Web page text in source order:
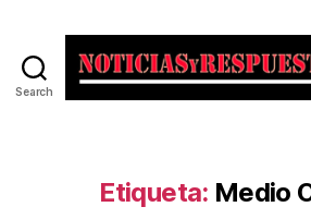
Search
Etiqueta: Medio